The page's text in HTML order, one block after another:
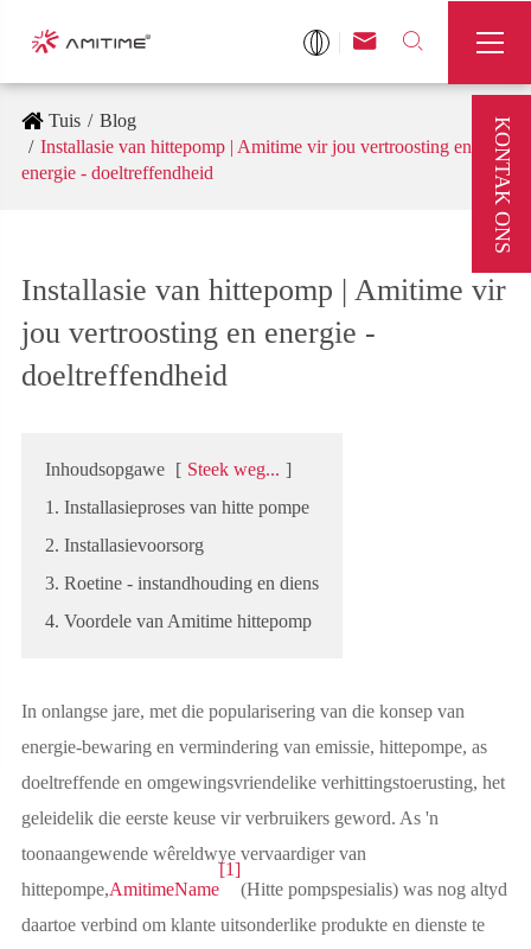
 

Tuis
Blog
Installasie van hittepomp | Amitime vir jou vertroosting en
energie - doeltreffendheid
Installasie van hittepomp | Amitime vir
jou vertroosting en energie -
doeltreffendheid
Inhoudsopgawe [ Steek weg... ]
1. Installasieproses van hitte pompe
2. Installasievoorsorg
3. Roetine - instandhouding en diens
4. Voordele van Amitime hittepomp
In onlangse jare, met die popularisering van die konsep van
energie-bewaring en vermindering van emissie, hittepompe, as
doeltreffende en omgewingsvriendelike verhittingstoerusting, het
geleidelik die eerste keuse vir verbruikers geword. As 'n
toonaangewende wêreldwye vervaardiger van
hittepompe,AmitimeName
[1]
(Hitte pompspesialis) was nog altyd
daartoe verbind om klante uitsonderlike produkte en dienste te
KONTAK ONS